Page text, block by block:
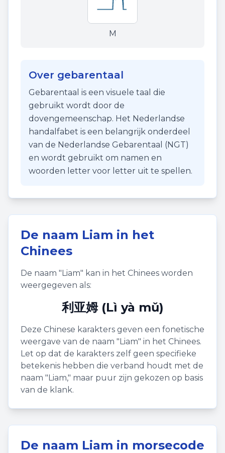
M
Over gebarentaal
Gebarentaal is een visuele taal die
gebruikt wordt door de
dovengemeenschap. Het Nederlandse
handalfabet is een belangrijk onderdeel
van de Nederlandse Gebarentaal (NGT)
en wordt gebruikt om namen en
woorden letter voor letter uit te spellen.
De naam Liam in het
Chinees
De naam "Liam" kan in het Chinees worden
weergegeven als:
利亚姆 (Lì yà mǔ)
Deze Chinese karakters geven een fonetische
weergave van de naam "Liam" in het Chinees.
Let op dat de karakters zelf geen specifieke
betekenis hebben die verband houdt met de
naam "Liam," maar puur zijn gekozen op basis
van de klank.
De naam Liam in morsecode